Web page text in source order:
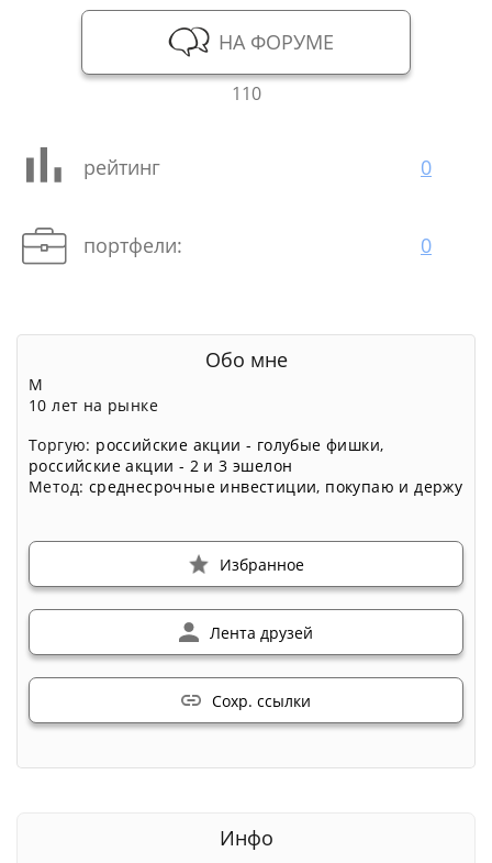
НА ФОРУМЕ
110
рейтинг 0
портфели: 0
Обо мне
М
10 лет на рынке
Торгую: российские акции - голубые фишки,
российские акции - 2 и 3 эшелон
Метод: среднесрочные инвестиции, покупаю и держу
Избранное
Лента друзей
Сохр. ссылки
Инфо